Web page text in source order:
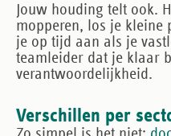
Jouw houding telt ook.
mopperen, los je kleine
je op tijd aan als je
teamleider dat je klaar
verantwoordelijkheid.
Verschillen per